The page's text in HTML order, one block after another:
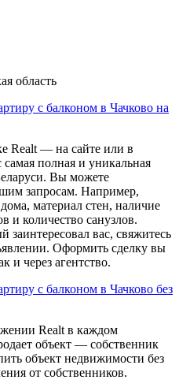
область
с балконом в Чачково на
Realt — на сайте или в
полная и уникальная
Вы можете
запросам. Например,
материал стен, наличие
и количество санузлов.
заинтересовал вас, свяжитесь
Оформить сделку вы
и через агентство.
с балконом в Чачково без
Realt в каждом
объект — собственник
объект недвижимости без
от собственников.